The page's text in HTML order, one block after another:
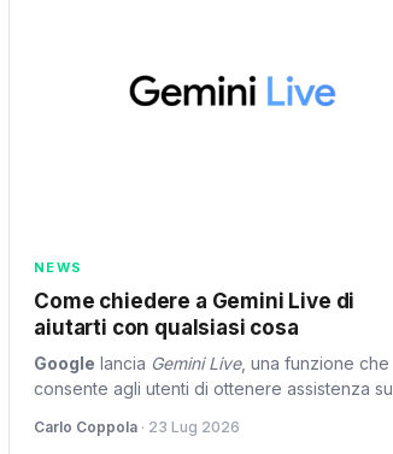
NEWS
Come chiedere a Gemini Live di
aiutarti con qualsiasi cosa
Google lancia Gemini Live, una funzione che
consente agli utenti di ottenere assistenza su
Questo servizio utilizza l'intelligenza artificiale
Carlo Coppola · 23 Lug 2026